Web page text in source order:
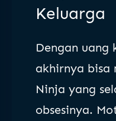
Keluarga
Dengan uang
akhirnya bisa
Ninja yang
obsesinya.